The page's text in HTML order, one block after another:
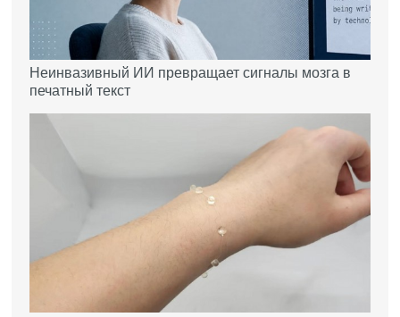
Неинвазивный ИИ превращает сигналы мозга в
печатный текст